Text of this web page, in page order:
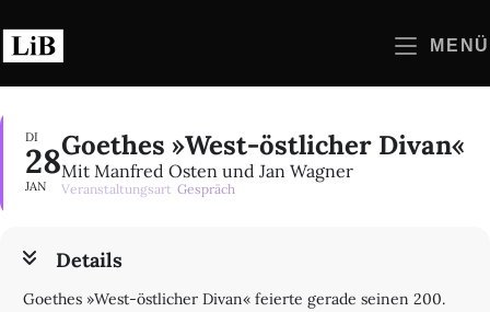
Inhalt
springen
MENÜ
DI
28
JAN
Goethes »West-östlicher Divan«
Mit Manfred Osten und Jan Wagner
Veranstaltungsart Gespräch
Details
Goethes »West-östlicher Divan« feierte gerade seinen 200.